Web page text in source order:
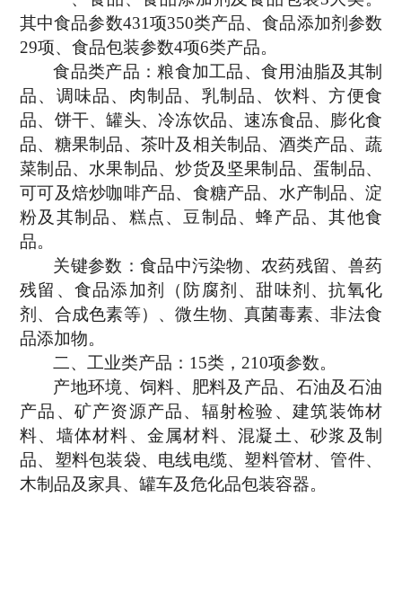
其中食品参数431项350类产品、食品添加剂参数
29项、食品包装参数4项6类产品。
食品类产品：粮食加工品、食用油脂及其制
品、调味品、肉制品、乳制品、饮料、方便食
品、饼干、罐头、冷冻饮品、速冻食品、膨化食
品、糖果制品、茶叶及相关制品、酒类产品、蔬
菜制品、水果制品、炒货及坚果制品、蛋制品、
可可及焙炒咖啡产品、食糖产品、水产制品、淀
粉及其制品、糕点、豆制品、蜂产品、其他食
品。
关键参数：食品中污染物、农药残留、兽药
残留、食品添加剂（防腐剂、甜味剂、抗氧化
剂、合成色素等）、微生物、真菌毒素、非法食
品添加物。
二、 工业类产品： 15类，210项参数。
产地环境、 饲料、 肥料及产品、 石油及石油
产品 、 矿产资源产品、 辐射检验 、 建筑装饰材
料、 墙体材料、 金属材料、混凝土、砂浆及制
品、 塑料包装袋、 电线电缆、 塑料管材、管件、
木制品及家具、罐车及危化品包装容器。